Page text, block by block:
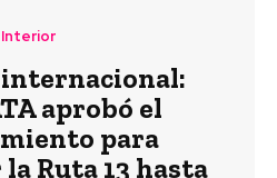
Interior
aprobó el
para
Ruta 13 hasta